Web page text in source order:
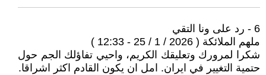
6 - رد على ونا التقي
ملهم الملائكة ( 2026 / 1 / 25 - 12:33 )
شكرا لمرورك وتعليقك الكريم، واحيي تفاؤلك الجم حول
حتمية التغيير في ايران. امل ان يكون القادم اكثر اشراقا.